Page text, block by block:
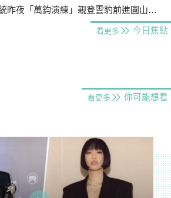
夜「萬鈞演練」親登雲豹前進圓山指揮所
看更多 今日焦點
看更多 你可能想看